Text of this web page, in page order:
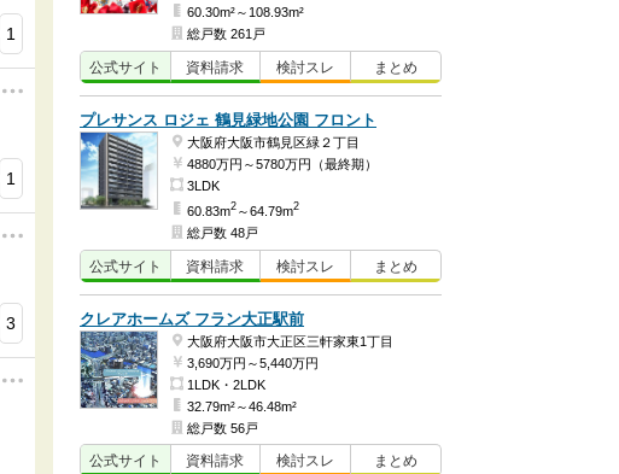
1
1
3
60.30m²～108.93m²
総戸数 261戸
公式サイト 資料請求 検討スレ まとめ
プレサンス ロジェ 鶴見緑地公園 フロント
大阪府大阪市鶴見区緑２丁目
4880万円～5780万円（最終期）
3LDK
60.83m2 ～64.79m2
総戸数 48戸
公式サイト 資料請求 検討スレ まとめ
クレアホームズ フラン大正駅前
大阪府大阪市大正区三軒家東1丁目
3,690万円～5,440万円
1LDK・2LDK
32.79m²～46.48m²
総戸数 56戸
公式サイト 資料請求 検討スレ まとめ